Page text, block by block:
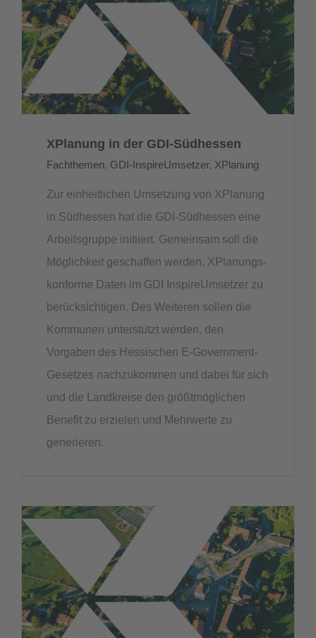
XPlanung in der GDI-Südhessen
Fachthemen, GDI-InspireUmsetzer, XPlanung
Zur einheitlichen Umsetzung von XPlanung
in Südhessen hat die GDI-Südhessen eine
Arbeitsgruppe initiiert. Gemeinsam soll die
Möglichkeit geschaffen werden, XPlanungs-
konforme Daten im GDI InspireUmsetzer zu
berücksichtigen. Des Weiteren sollen die
Kommunen unterstützt werden, den
Vorgaben des Hessischen E-Government-
Gesetzes nachzukommen und dabei für sich
und die Landkreise den größtmöglichen
Benefit zu erzielen und Mehrwerte zu
generieren.